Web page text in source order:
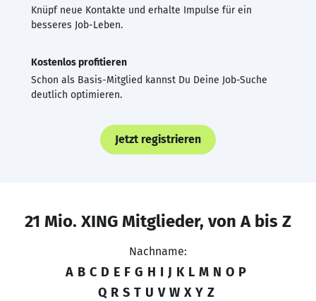
Knüpf neue Kontakte und erhalte Impulse für ein
besseres Job-Leben.
Kostenlos profitieren
Schon als Basis-Mitglied kannst Du Deine Job-Suche
deutlich optimieren.
Jetzt registrieren
21 Mio. XING Mitglieder, von A bis Z
Nachname:
A B C D E F G H I J K L M N O P
Q R S T U V W X Y Z